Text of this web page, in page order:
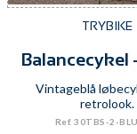
TRYBIKE
Balancecykel
Vintageblå
retrolook.
Ref. 30TBS-2-